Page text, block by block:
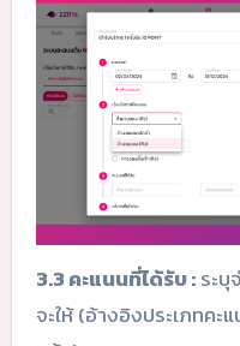
3.3 คะแนนที่ได้รับ :ระบุ
จะให้ (อ้างอิงประเภทค